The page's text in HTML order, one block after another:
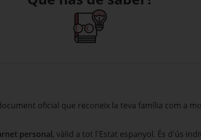
oficial que reconeix la teva família com a
personal, vàlid a tot l'Estat espanyol. És d'ús